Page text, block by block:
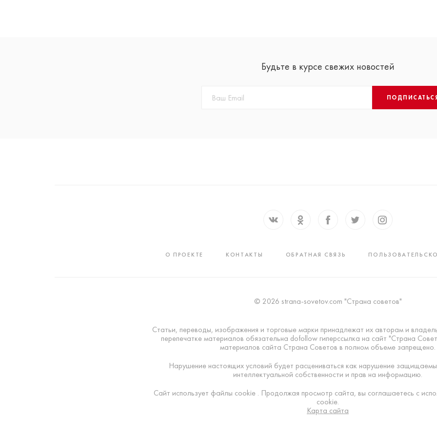
Будьте в курсе свежих новостей
О ПРОЕКТЕ КОНТАКТЫ ОБРАТНАЯ СВЯЗЬ
© 2026 strana-sovetov.com "Страна советов"
Статьи, переводы, изображения и торговые марки принадлежат их авторам и
перепечатке материалов обязательна dofollow гиперссылка на сайт "Страна
материалов сайта Страна Советов в полном объеме запрещено.
Нарушение настоящих условий будет расцениваться как нарушение
интеллектуальной собственности и прав на информацию.
Сайт использует файлы cookie . Продолжая просмотр сайта, вы соглашаетесь с
cookie.
Карта сайта